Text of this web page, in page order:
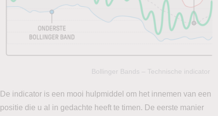
Bollinger Bands – Technische indicator
De indicator is een mooi hulpmiddel om het innemen van een
positie die u al in gedachte heeft te timen. De eerste manier